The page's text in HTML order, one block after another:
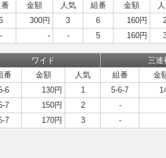
金額 人気 組番 金額
300円 3 6 160円
-
- - 5 160円
ワイド
三連
番
金額 人気 組番
金
6
130円 1 5-6-7
7
150円 2
-
7
170円 3 -